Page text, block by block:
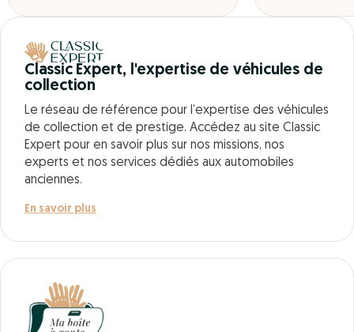
Classic Expert, l'expertise de véhicules de
collection
Le réseau de référence pour l’expertise des véhicules
de collection et de prestige. Accédez au site Classic
Expert pour en savoir plus sur nos missions, nos
experts et nos services dédiés aux automobiles
anciennes.
En savoir plus